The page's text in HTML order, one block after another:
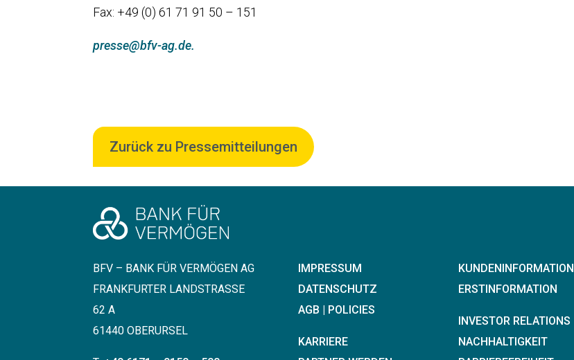
Fax: +49 (0) 61 71 91 50 – 151
presse@bfv-ag.de.
Zurück zu Pressemitteilungen
BFV – BANK FÜR VERMÖGEN AG
FRANKFURTER LANDSTRASSE 6
2 A
61440 OBERURSEL
IMPRESSUM
DATENSCHUTZ
AGB | POLICIES
KARRIERE
KUNDENINFORMATION
ERSTINFORMATION
INVESTOR RELATIONS
NACHHALTIGKEIT